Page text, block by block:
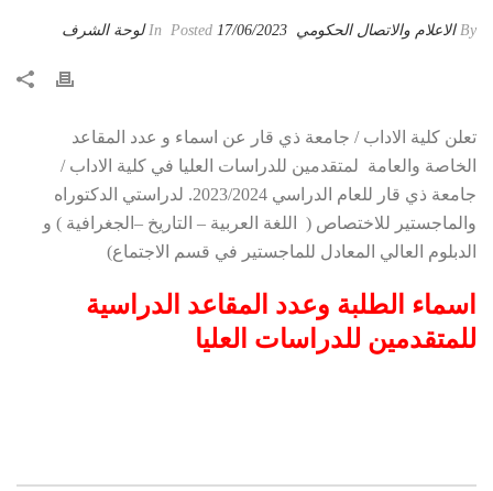
By الاعلام والاتصال الحكومي 17/06/2023 لوحة الشرف
تعلن كلية الاداب / جامعة ذي قار عن اسماء و عدد المقاعد
الخاصة والعامة لمتقدمين للدراسات العليا في كلية الاداب /
جامعة ذي قار للعام الدراسي 2023/2024. لدراستي الدكتوراه
والماجستير للاختصاص ( اللغة العربية – التاريخ –الجغرافية ) و
الدبلوم العالي المعادل للماجستير في قسم الاجتماع)
اسماء الطلبة وعدد المقاعد الدراسية
للمتقدمين للدراسات العليا